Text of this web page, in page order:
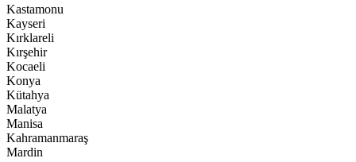
Kastamonu
Kayseri
Kırklareli
Kırşehir
Kocaeli
Konya
Kütahya
Malatya
Manisa
Kahramanmaraş
Mardin